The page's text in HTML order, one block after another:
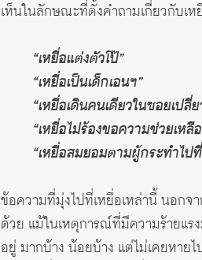
เห็นในลักษณะที่ตั้งคำถามเกี่ยวกับเห
“เหยื่อแต่งตัวโป๊”
“เหยื่อเป็นเด็กเอนฯ”
“เหยื่อเดินคนเดียวในซอยเปลี่ย
“เหยื่อไม่ร้องขอความช่วยเห
“เหยื่อสมยอมตามผู้กระทำไปที่
ข้อความที่มุ่งไปที่เหยื่อเหล่านี้ นอกจ
ด้วย แม้ในเหตุการณ์ที่มีความร้ายแร
อยู่ มากบ้าง น้อยบ้าง แต่ไม่เคยหาย